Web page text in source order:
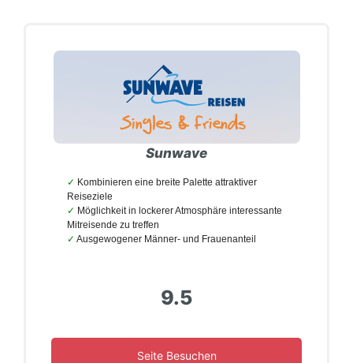
Sunwave
Kombinieren eine breite Palette attraktiver
Reiseziele
Möglichkeit in lockerer Atmosphäre interessante
Mitreisende zu treffen
Ausgewogener Männer- und Frauenanteil
9.5
Seite Besuchen